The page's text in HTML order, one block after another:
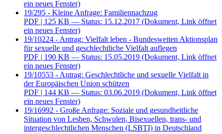
ein neues Fenster)
19/295 - Kleine Anfrage: Familiennachzug
PDF | 125 KB — Status: 15.12.2017 (Dokument, Link öffnet
ein neues Fenster)
19/10224 - Antrag: Vielfalt leben - Bundesweiten Aktionsplan
für sexuelle und geschlechtliche Vielfalt auflegen
PDF | 190 KB — Status: 15.05.2019 (Dokument, Link öffnet
ein neues Fenster)
19/10553 - Antrag: Geschlechtliche und sexuelle Vielfalt in
der Europäischen Union schützen
PDF | 144 KB — Status: 03.06.2019 (Dokument, Link öffnet
ein neues Fenster)
19/16992 - Große Anfrage: Soziale und gesundheitliche
Situation von Lesben, Schwulen, Bisexuellen, trans- und
intergeschlechtlichen Menschen (LSBTI) in Deutschland